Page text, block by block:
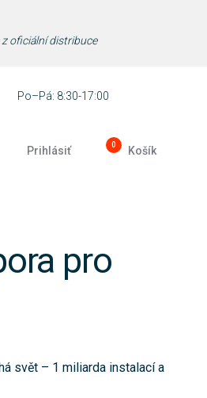
oficiální distribuce
Po–Pá: 8:30-17:00
Prihlásiť 0 Košík
pro
svět – 1 miliarda instalací a